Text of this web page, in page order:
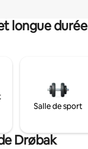
longue durée
Salle de sport
Drøbak